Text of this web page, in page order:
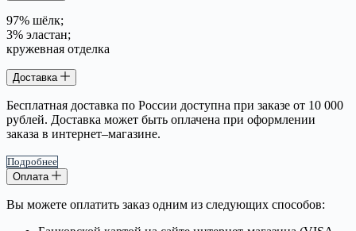
97% шёлк;
3% эластан;
кружевная отделка
Доставка
Бесплатная доставка по России доступна при заказе от 10 000
рублей. Доставка может быть оплачена при оформлении
заказа в интернет–магазине.
Подробнее
Оплата
Вы можете оплатить заказ одним из следующих способов: